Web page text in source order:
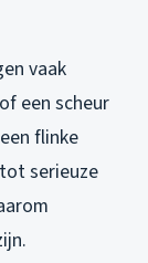
vaak
een scheur
flinke
serieuze